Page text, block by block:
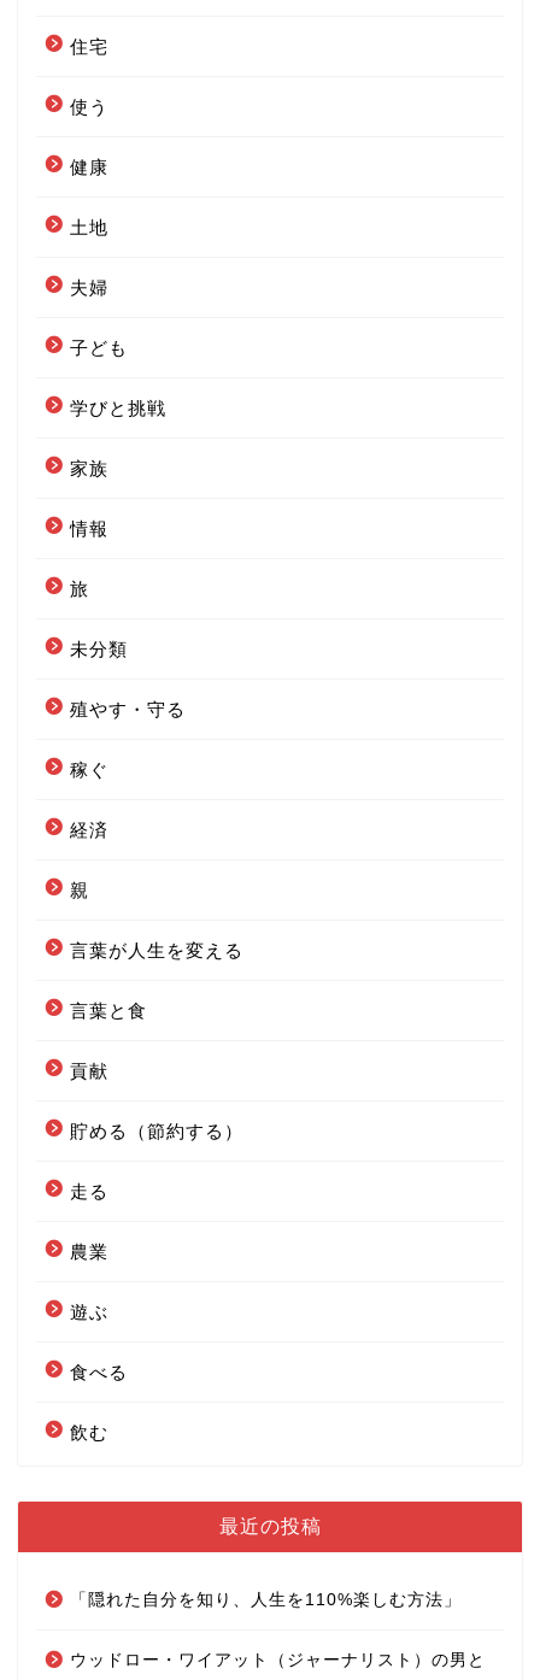
住宅
使う
健康
土地
夫婦
子ども
学びと挑戦
家族
情報
旅
未分類
殖やす・守る
稼ぐ
経済
親
言葉が人生を変える
言葉と食
貢献
貯める（節約する）
走る
農業
遊ぶ
食べる
飲む
最近の投稿
「隠れた自分を知り、人生を110%楽しむ方法」
ウッドロー・ワイアット（ジャーナリスト）の男と